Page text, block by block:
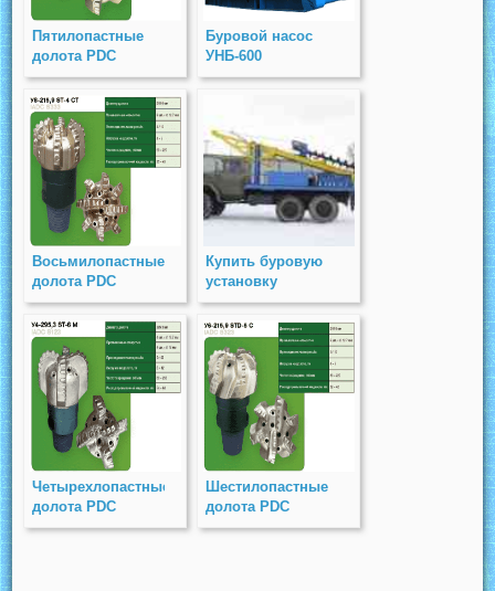
Пятилопастные
долота PDC
Буровой насос
УНБ-600
Восьмилопастные
долота PDC
Купить буровую
установку
Четырехлопастные
долота PDC
Шестилопастные
долота PDC